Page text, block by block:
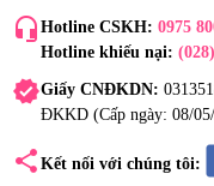
headset_mic Hotline CSKH: 0975
Hotline khiếu nại:
verifiedGiấy CNĐKDN:
ĐKKD (Cấp ngày: 08/
share Kết nối với chúng tôi: